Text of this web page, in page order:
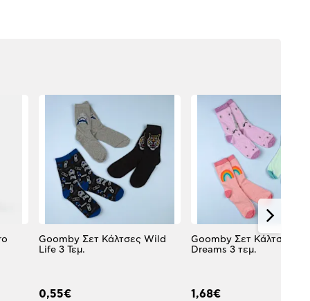
Goomby Σετ Κάλτσες Wild
Life 3 Τεμ.
0,55€
Goomby Σετ Κάλτσες
Dreams 3 τεμ.
1,68€